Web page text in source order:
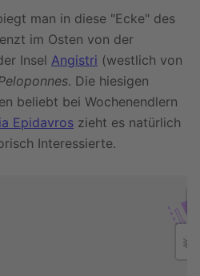
man in diese "Ecke" des
im Osten von der
Insel Angistri (westlich von
. Die hiesigen
beliebt bei Wochenendlern
Epidavros zieht es natürlich
Interessierte.